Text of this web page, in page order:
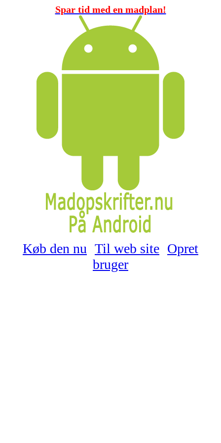
Spar tid med en madplan!
Køb den nu Til web site Opret
bruger